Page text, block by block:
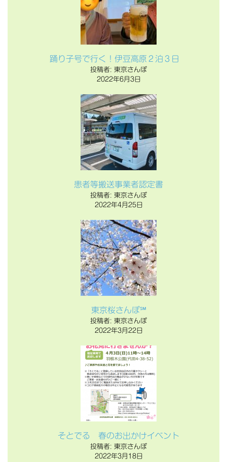
踊り子号で行く！伊豆高原２泊３日
投稿者: 東京さんぽ
2022年6月3日
患者等搬送事業者認定書
投稿者: 東京さんぽ
2022年4月25日
東京桜さんぽ℠
投稿者: 東京さんぽ
2022年3月22日
そとでる 春のお出かけイベント
投稿者: 東京さんぽ
2022年3月18日